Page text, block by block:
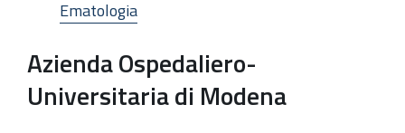
Ematologia
Azienda Ospedaliero-
Universitaria di Modena